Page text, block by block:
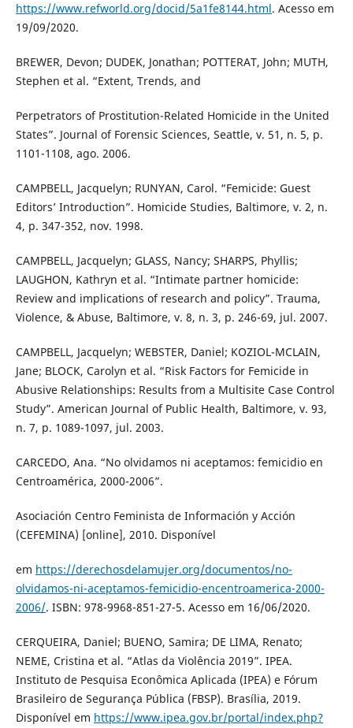
https://www.refworld.org/docid/5a1fe8144.html. Acesso em
19/09/2020.
BREWER, Devon; DUDEK, Jonathan; POTTERAT, John; MUTH,
Stephen et al. “Extent, Trends, and
Perpetrators of Prostitution-Related Homicide in the United
States”. Journal of Forensic Sciences, Seattle, v. 51, n. 5, p.
1101-1108, ago. 2006.
CAMPBELL, Jacquelyn; RUNYAN, Carol. “Femicide: Guest
Editors’ Introduction”. Homicide Studies, Baltimore, v. 2, n.
4, p. 347-352, nov. 1998.
CAMPBELL, Jacquelyn; GLASS, Nancy; SHARPS, Phyllis;
LAUGHON, Kathryn et al. “Intimate partner homicide:
Review and implications of research and policy”. Trauma,
Violence, & Abuse, Baltimore, v. 8, n. 3, p. 246-69, jul. 2007.
CAMPBELL, Jacquelyn; WEBSTER, Daniel; KOZIOL-MCLAIN,
Jane; BLOCK, Carolyn et al. “Risk Factors for Femicide in
Abusive Relationships: Results from a Multisite Case Control
Study”. American Journal of Public Health, Baltimore, v. 93,
n. 7, p. 1089-1097, jul. 2003.
CARCEDO, Ana. “No olvidamos ni aceptamos: femicidio en
Centroamérica, 2000-2006”.
Asociación Centro Feminista de Información y Acción
(CEFEMINA) [online], 2010. Disponível
em https://derechosdelamujer.org/documentos/no-
olvidamos-ni-aceptamos-femicidio-encentroamerica-2000-
2006/. ISBN: 978-9968-851-27-5. Acesso em 16/06/2020.
CERQUEIRA, Daniel; BUENO, Samira; DE LIMA, Renato;
NEME, Cristina et al. “Atlas da Violência 2019”. IPEA.
Instituto de Pesquisa Econômica Aplicada (IPEA) e Fórum
Brasileiro de Segurança Pública (FBSP). Brasília, 2019.
Disponível em https://www.ipea.gov.br/portal/index.php?